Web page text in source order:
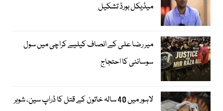
میڈیکل بورڈ تشکیل
میر رضا علی کے انصاف کیلیے کراچی میں سول
سوسائٹی کا احتجاج
لاہور میں 40 سالہ خاتون کے قتل کا ڈراپ سین، شوہر